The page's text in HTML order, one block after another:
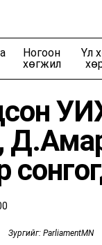
мэргэжил
10
гүрэн
эрхмүүд
Ногоон
хөгжил
Үл
Зургийг: ParliamentMN